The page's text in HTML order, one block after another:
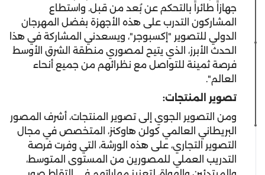
جهازاً طائراً بالتحكم عن بُعد من قبل. واستطاع
المشاركون التدرب على هذه الأجهزة بفضل المهرجان
الدولي للتصوير "إكسبوجر"، ويسعدني المشاركة في هذا
الحدث الأبرز، الذي يتيح لمصوري منطقة الشرق الأوسط
فرصة ثمينة للتواصل مع نظرائهم من جميع أنحاء
العالم".
تصوير المنتجات:
ومن التصوير الجوي إلى تصوير المنتجات، أشرف المصور
البريطاني العالمي كولن هاوكنز، المتخصص في مجال
التصوير التجاري، على هذه الورشة، التي وفرت فرصة
التدريب العملي للمصورين من المستوى المتوسط،